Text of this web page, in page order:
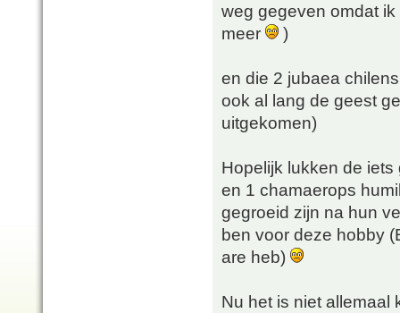
weg gegeven omdat
meer
)
en die 2 jubaea
ook al lang de geest
uitgekomen)
Hopelijk lukken de
en 1 chamaerops
gegroeid zijn na hun
ben voor deze hobby
are heb)
Nu het is niet allemaal